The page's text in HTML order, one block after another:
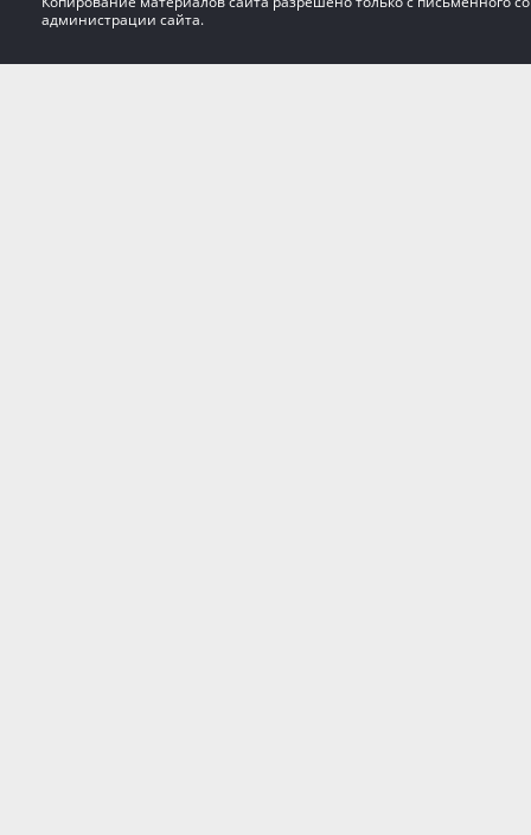
администрации сайта.